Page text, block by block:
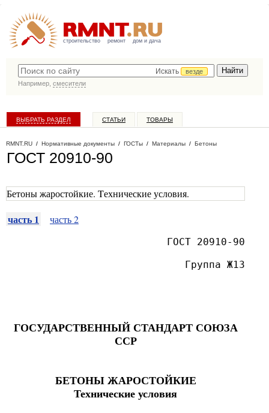
строительство ремонт дом и дача
Искать
везде
Например, смесители
ВЫБРАТЬ РАЗДЕЛ СТАТЬИ ТОВАРЫ
RMNT.RU / Нормативные документы / ГОСТы / Материалы / Бетоны
ГОСТ 20910-90
Бетоны жаростойкие. Tехнические условия.
часть 1 часть 2
ГОСТ 20910-90
Группа Ж13
ГОСУДАРСТВЕННЫЙ СТАНДАРТ СОЮЗА
ССР
БЕТОНЫ ЖАРОСТОЙКИЕ
Технические условия